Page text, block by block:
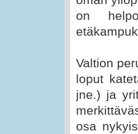
on
Valtion
loput
jne.) ja
osa